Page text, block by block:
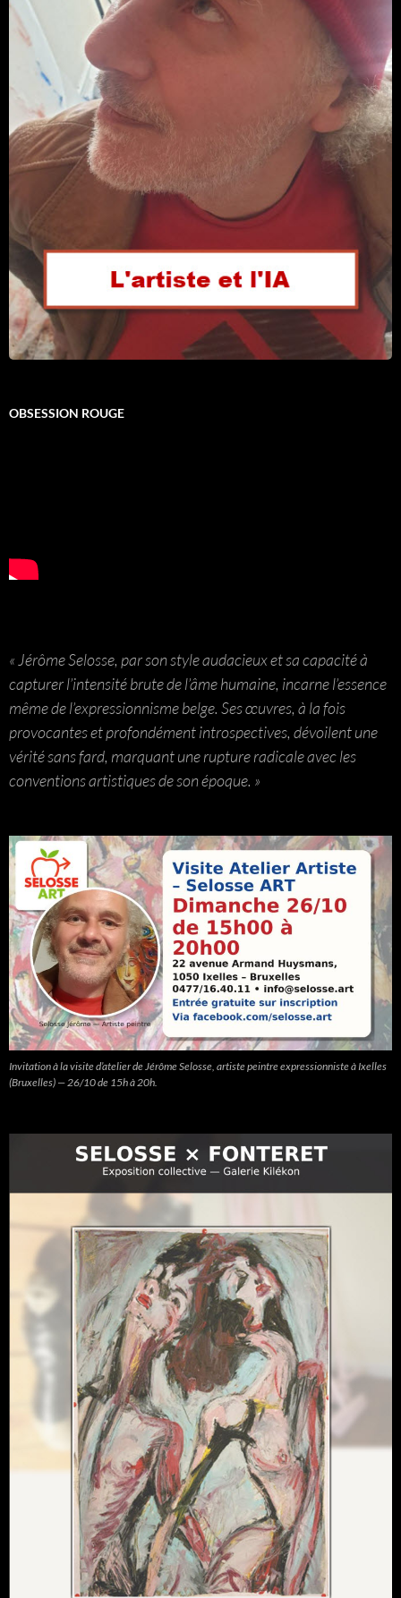
OBSESSION ROUGE
« Jérôme Selosse, par son style audacieux et sa capacité à
capturer l’intensité brute de l’âme humaine, incarne l’essence
même de l’expressionnisme belge. Ses œuvres, à la fois
provocantes et profondément introspectives, dévoilent une
vérité sans fard, marquant une rupture radicale avec les
conventions artistiques de son époque. »
Invitation à la visite d’atelier de Jérôme Selosse, artiste peintre expressionniste à Ixelles
(Bruxelles) — 26/10 de 15h à 20h.